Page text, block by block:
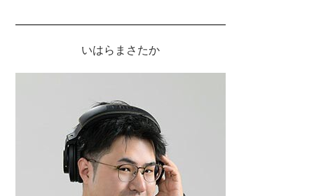
いはらまさたか